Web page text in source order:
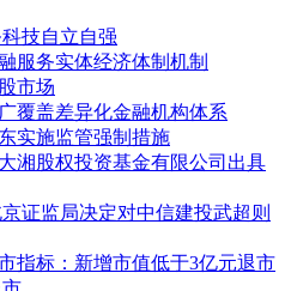
技自立自强
服务实体经济体制机制
市场
覆盖差异化金融机构体系
实施监管强制措施
湘股权投资基金有限公司出具
证监局决定对中信建投武超则
指标：新增市值低于3亿元退市